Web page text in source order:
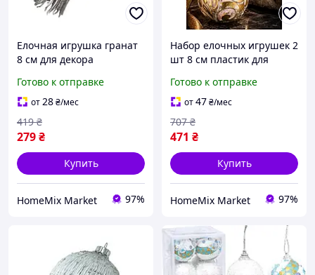
Елочная игрушка гранат
8 см для декора
серебристый HM-4035
Готово к отправке
от28₴/мес
279₴
419 ₴
Купить
HomeMix Market 97%
Набор елочных игрушек 2
шт 8 см пластик для
Готово к отправке
от47₴/мес
471 ₴
707 ₴
Купить
HomeMix Market 97%